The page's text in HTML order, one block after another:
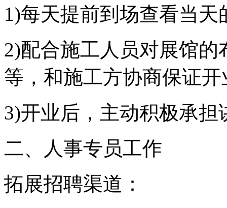
1)每天提前到场查看当
2)配合施工人员对展馆
等，和施工方协商保证
3)开业后，主动积极承
二、人事专员工作
拓展招聘渠道：